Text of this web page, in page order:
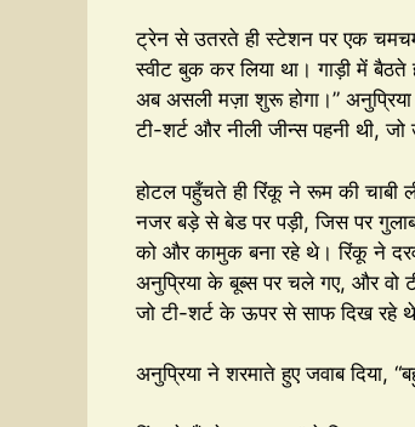
ट्रेन से उतरते ही स्टेशन पर एक
स्वीट बुक कर लिया था। गाड़ी में
अब असली मज़ा शुरू होगा।”
टी-शर्ट और नीली जीन्स पहनी थी,
होटल पहुँचते ही रिंकू ने रूम की
नजर बड़े से बेड पर पड़ी, जिस पर गुलाब
को और कामुक बना रहे थे। रिंकू ने
अनुप्रिया के बूब्स पर चले गए, और वो
जो टी-शर्ट के ऊपर से साफ दिख रहे
अनुप्रिया ने शरमाते हुए जवाब दिया,